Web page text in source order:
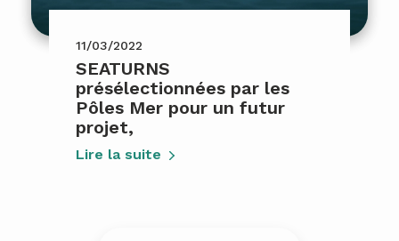
11/03/2022
SEATURNS
présélectionnées par les
Pôles Mer pour un futur
projet,
Lire la suite